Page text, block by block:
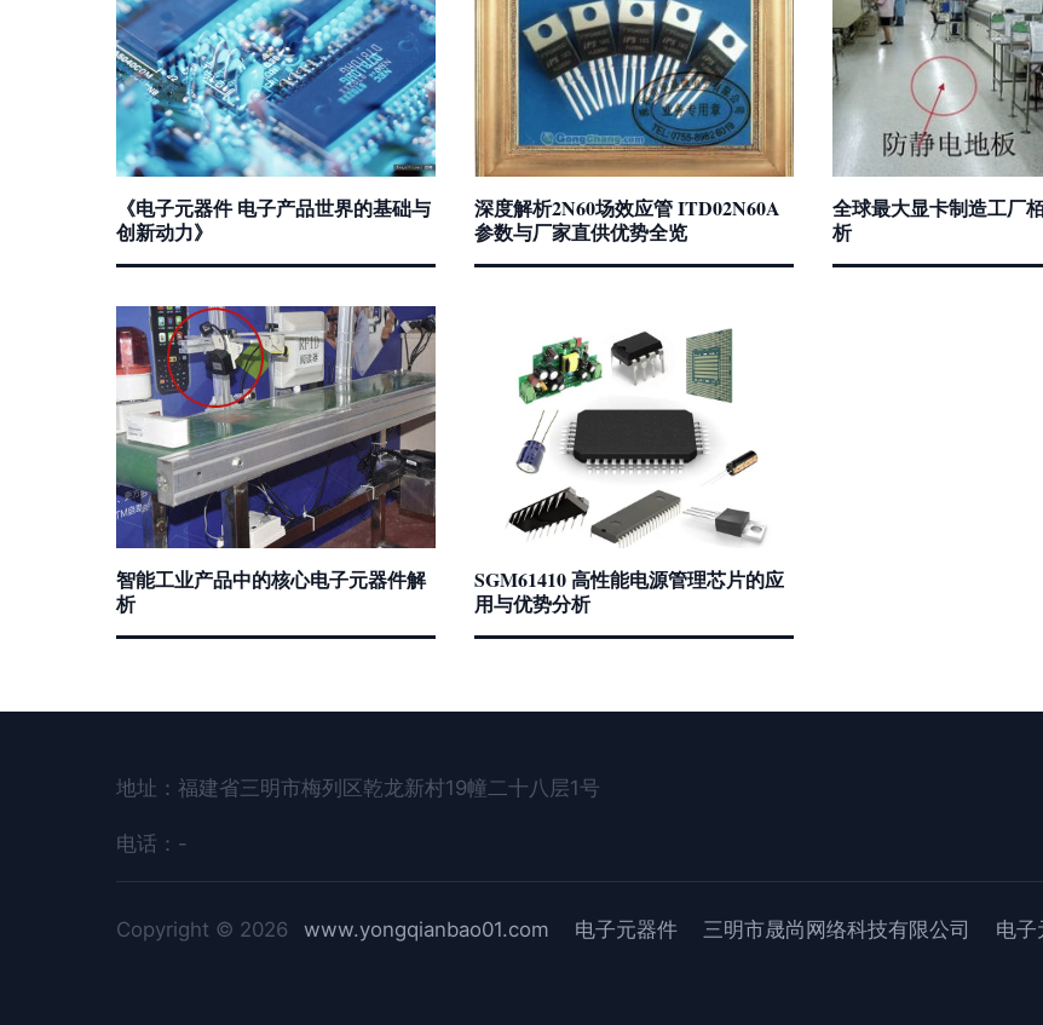
《电子元器件 电子产品世界的基础与
创新动力》
深度解析2N60场效应管 ITD02N60A
参数与厂家直供优势全览
全球最大显卡制造工厂
析
智能工业产品中的核心电子元器件解
析
SGM61410 高性能电源管理芯片的应
用与优势分析
地址：福建省三明市梅列区乾龙新村19幢二十八层1号
电话：-
Copyright © 2026 www.yongqianbao01.com 电子元器件 三明市晟尚网络科技有限公司 电子